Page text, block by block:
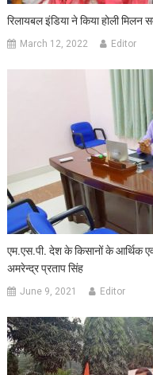
रिलायबल इंडिया ने किया होली मिलन
March 12, 2022 Editor
एम.एस.पी. देश के किसानों के आर्थिक एवं
अमरेन्द्र प्रताप सिंह
June 9, 2021 Editor